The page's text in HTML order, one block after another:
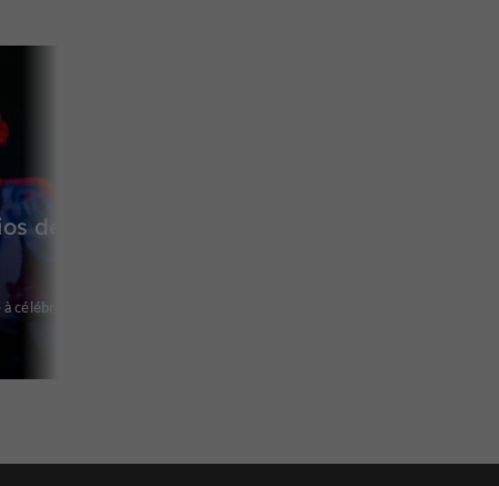
de
célébrer à